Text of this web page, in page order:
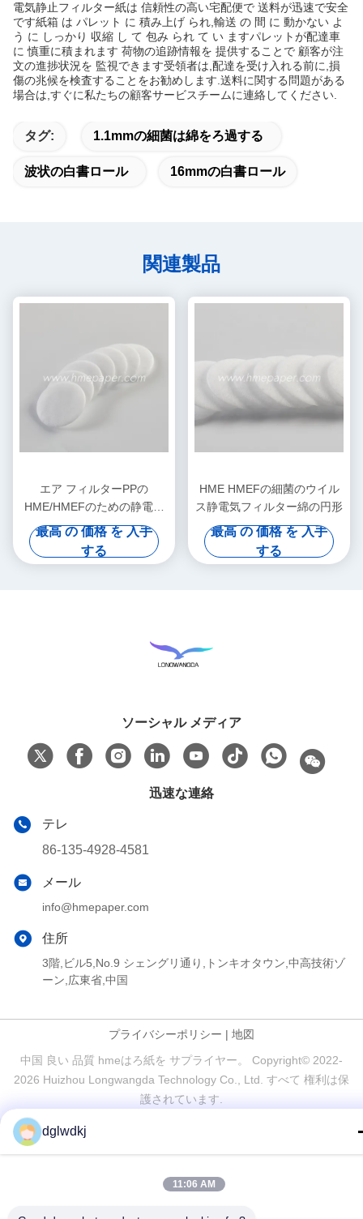
電気静止フィルター紙は 信頼性の高い宅配便で 送料が迅速で安全
です紙箱 は パレット に 積み上げ られ,輸送 の 間 に 動かない よ
う に しっかり 収縮 し て 包み られ て い ますパレットが配達車
に 慎重に積まれます 荷物の追跡情報を 提供することで 顧客が注
文の進捗状況を 監視できます受領者は,配達を受け入れる前に,損
傷の兆候を検査することをお勧めします.送料に関する問題がある
場合は,すぐに私たちの顧客サービスチームに連絡してください.
タグ: 1.1mmの細菌は綿をろ過する
波状の白書ロール 16mmの白書ロール
関連製品
エア フィルターPPの
HME/HMEFのための静電気
のろ紙
最高 の 価格 を 入手
する
HME HMEFの細菌のウイル
ス静電気フィルター綿の円形
最高 の 価格 を 入手
する
ソーシャル メディア
迅速な連絡
テレ
86-135-4928-4581
メール
info@hmepaper.com
住所
3階,ビル5,No.9 シェングリ通り,トンキオタウン,中高技術ゾ
ーン,広東省,中国
プライバシーポリシー | 地図
中国 良い 品質 hmeはろ紙を サプライヤー。 Copyright© 2022-
2026 Huizhou Longwangda Technology Co., Ltd. すべて 権利は保
護されています.
dglwdkj
11:06 AM